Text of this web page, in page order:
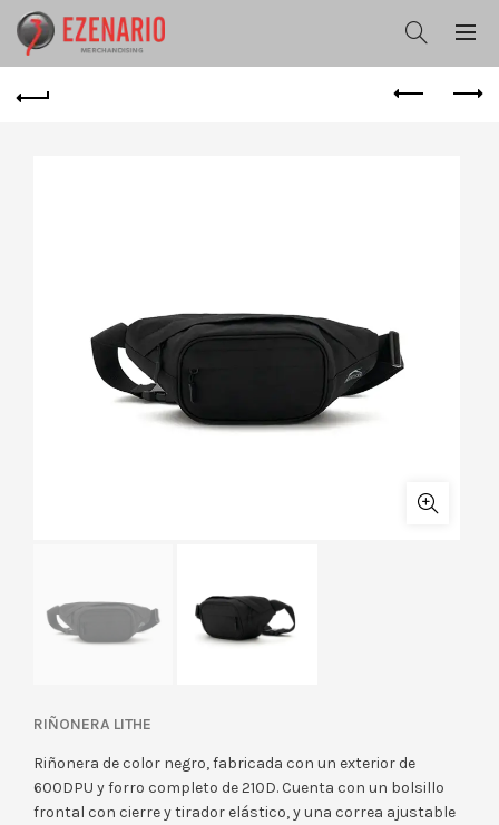
RIÑONERA LITHE
Riñonera de color negro, fabricada con un exterior de
600DPU y forro completo de 210D. Cuenta con un bolsillo
frontal con cierre y tirador elástico, y una correa ajustable